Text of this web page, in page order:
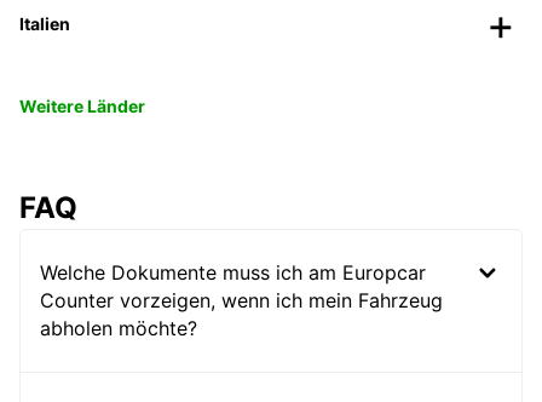
Italien
Weitere Länder
FAQ
Welche Dokumente muss ich am Europcar
Counter vorzeigen, wenn ich mein Fahrzeug
abholen möchte?